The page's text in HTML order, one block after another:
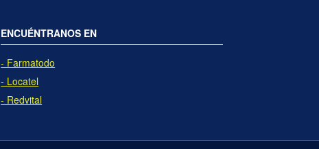
ENCUÉNTRANOS EN
- Farmatodo
- Locatel
- Redvital